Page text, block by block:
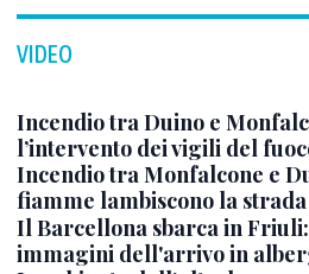
VIDEO
Incendio tra Duino e
l’intervento dei vigili del
Incendio tra Monfalcone e
fiamme lambiscono la strada
Il Barcellona sbarca in
immagini dell'arrivo in